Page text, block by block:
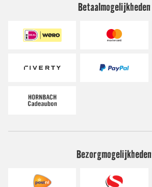
Betaalmogelijkheden
Bezorgmogelijkheden